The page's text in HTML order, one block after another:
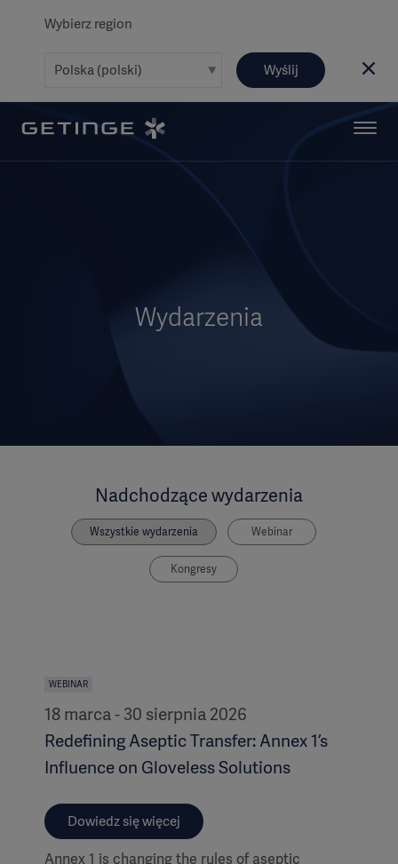
Wybierz region
Wyślij
Wydarzenia
Nadchodzące wydarzenia
Wszystkie wydarzenia Webinar
Kongresy
WEBINAR
18 marca - 30 sierpnia 2026
Redefining Aseptic Transfer: Annex 1’s
Influence on Gloveless Solutions
Dowiedz się więcej
Annex 1 is changing the rules of aseptic